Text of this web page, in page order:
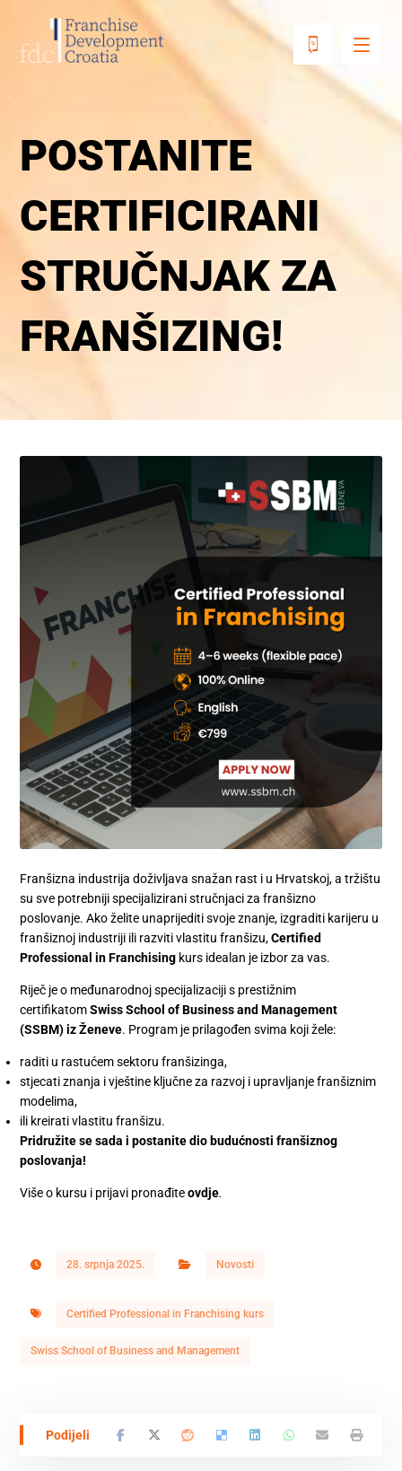
POSTANITE
CERTIFICIRANI
STRUČNJAK ZA
FRANŠIZING!
Franšizna industrija doživljava snažan rast i u Hrvatskoj, a tržištu
su sve potrebniji specijalizirani stručnjaci za franšizno
poslovanje. Ako želite unaprijediti svoje znanje, izgraditi karijeru u
franšiznoj industriji ili razviti vlastitu franšizu,Certified
Professional in Franchising kurs idealan je izbor za vas.
Riječ je o međunarodnoj specijalizaciji s prestižnim
certifikatomSwiss School of Business and Management
(SSBM) iz Ženeve. Program je prilagođen svima koji žele:
raditi u rastućem sektoru franšizinga,
stjecati znanja i vještine ključne za razvoj i upravljanje franšiznim
modelima,
ili kreirati vlastitu franšizu.
Pridružite se sada i postanite dio budućnosti franšiznog
poslovanja!
Više o kursu i prijavi pronađiteovdje.
28. srpnja 2025. Novosti
Certified Professional in Franchising kurs
Swiss School of Business and Management